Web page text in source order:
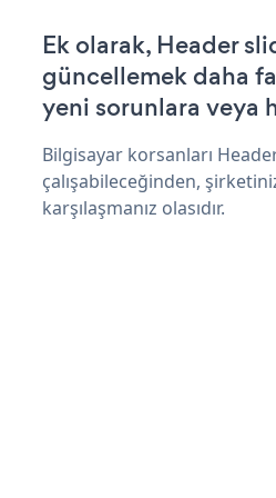
Ek olarak, Header
güncellemek daha
yeni sorunlara veya
Bilgisayar korsanları
çalışabileceğinden,
karşılaşmanız olasıdır.